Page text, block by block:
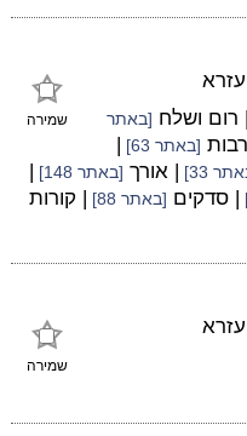
שמירה | רום ושלח [באתר
[באתר 63]
|
33] | אורך [באתר 148]
|
| סדקים [באתר 88] | קורות
שמירה